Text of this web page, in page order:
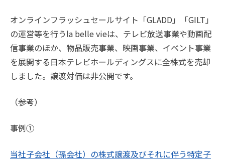
オンラインフラッシュセールサイト「GLADD」「GILT」
の運営等を行うla belle vieは、テレビ放送事業や動画配
信事業のほか、物品販売事業、映画事業、イベント事業
を展開する日本テレビホールディングスに全株式を売却
しました。譲渡対価は非公開です。
（参考）
事例①
当社子会社（孫会社）の株式譲渡及びそれに伴う特定子